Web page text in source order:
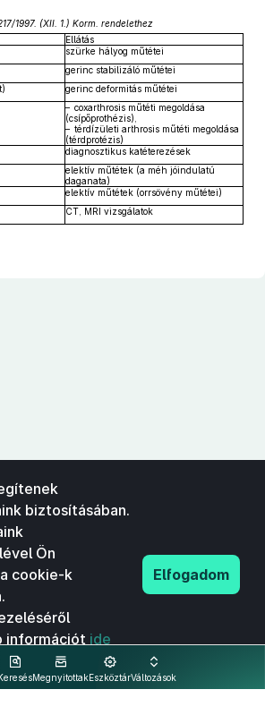
1997. (XII. 1.) Korm. rendelethez
Ellátás
szürke hályog műtétei
gerinc stabilizáló műtétei
gerinc deformitás műtétei
– coxarthrosis műtéti megoldása
(csípőprothézis),
– térdízületi arthrosis műtéti megoldása
(térdprotézis)
diagnosztikus katéterezések
elektív műtétek (a méh jóindulatú
daganata)
elektív műtétek (orrsövény műtétei)
CT, MRI vizsgálatok
MegnyitottakEszköztárVáltozások
biztosításában.
Ön
cookie-k
információt ide
Elfogadom